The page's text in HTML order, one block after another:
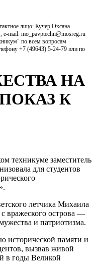
лицо: Кучер Оксана
mail: mo_pavptechn@mosreg.ru
по всем вопросам
+7 (49643) 5-24-79 или по
НА
К
техникуме заместитель
для студентов
летчика Михаила
с вражеского острова —
и патриотизма.
исторической памяти и
вызвав живой
в годы Великой